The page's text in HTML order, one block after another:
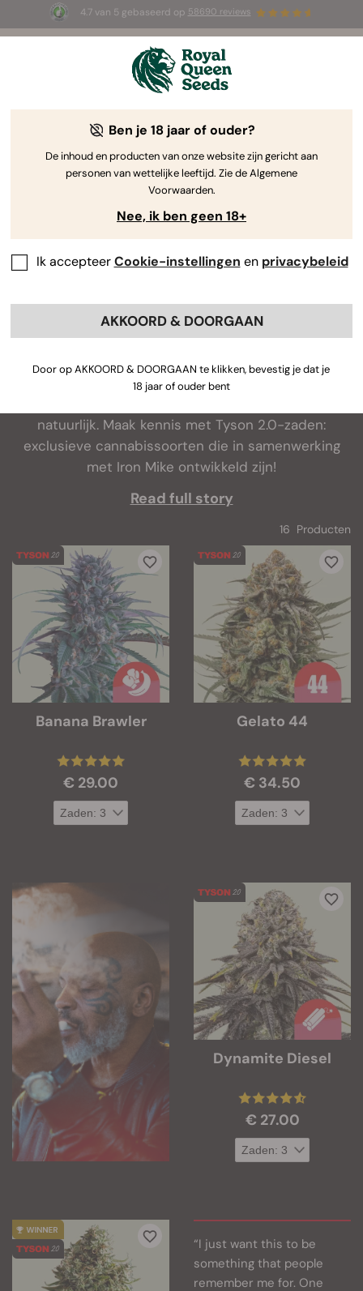
4.7 van 5 gebaseerd op 58690 reviews
☀️ Summer Sales: tot wel 50% korting
op geselecteerde producten! ⏤
Tyson 2.0-wietzaden
Wat krijg je als twee giganten in de cannabiswereld
natuurlijk. Maak kennis met Tyson 2.0-zaden:
exclusieve cannabissoorten die in samenwerking
met Iron Mike ontwikkeld zijn!
Read full story
16 Producten
Banana Brawler
€ 29.00
Gelato 44
€ 34.50
Dynamite Diesel
€ 27.00
“I just want this to be
something that people
remember me for. One
Ben je 18 jaar of ouder?
De inhoud en producten van onze website zijn gericht aan
personen van wettelijke leeftijd. Zie de Algemene
Voorwaarden.
Nee, ik ben geen 18+
Ik accepteerCookie-instellingen en privacybeleid
AKKOORD & DOORGAAN
Door op AKKOORD & DOORGAAN te klikken, bevestig je dat je
18 jaar of ouder bent